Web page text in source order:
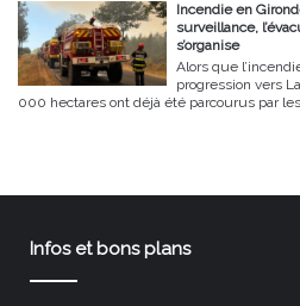
Incendie en
surveillance,
s’organise
Alors que
progression vers
000 hectares ont déjà été parcourus par
Infos et bons plans